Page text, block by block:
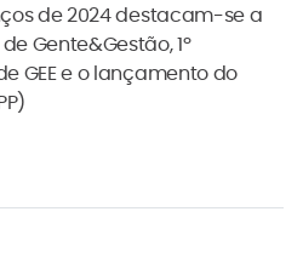
de 2024 destacam-se a
Gente&Gestão, 1º
GEE e o lançamento do